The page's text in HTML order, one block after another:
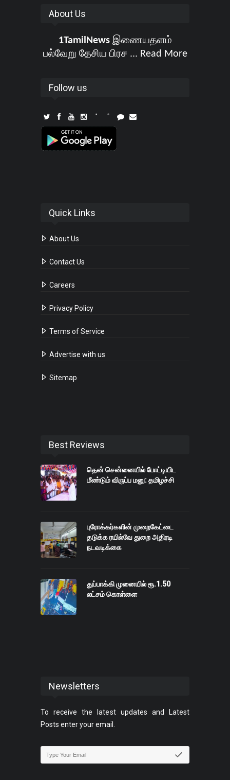
About Us
1TamilNewsஇணையதளம்
பல்வேறு தேசிய பிரச ... Read More
Follow us
Quick Links
About Us
Contact Us
Careers
Privacy Policy
Terms of Service
Advertise with us
Sitemap
Best Reviews
தென் சென்னையில் போட்டியிட
மீண்டும் விருப்ப மனு: தமிழச்சி
புரோக்கர்களின் முறைகேட்டை
தடுக்க ரயில்வே துறை அதிரடி
நடவடிக்கை
துப்பாக்கி முனையில் ரூ.1.50
லட்சம் கொள்ளை
Newsletters
To receive the latest updates and Latest
Posts enter your email.